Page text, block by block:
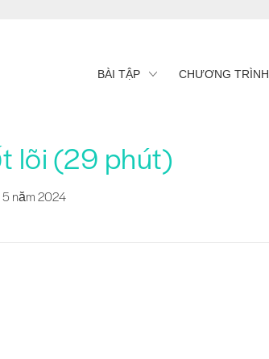
BÀI TẬP CHƯƠNG TRÌNH
lõi (29 phút)
5 năm 2024